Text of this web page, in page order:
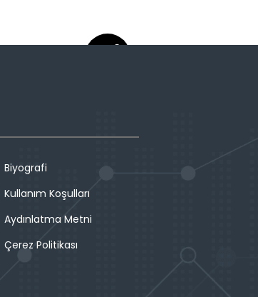
Biyografi
Kullanım Koşulları
Aydınlatma Metni
Çerez Politikası